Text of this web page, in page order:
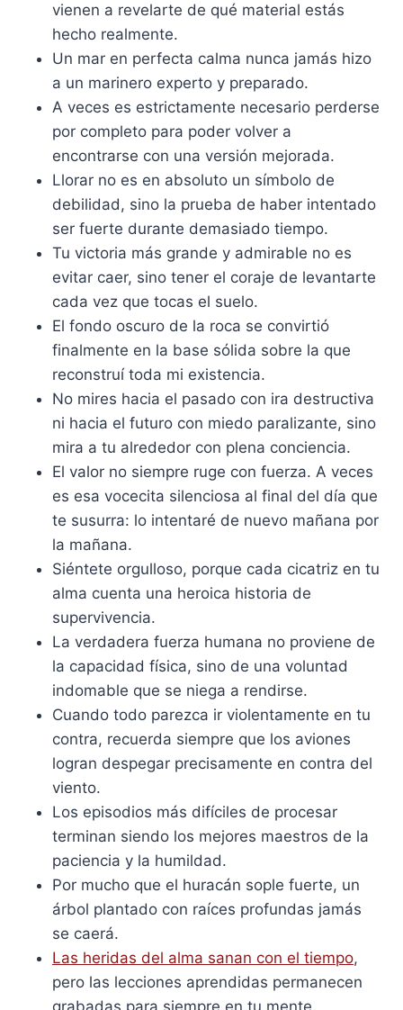
vienen a revelarte de qué material estás
hecho realmente.
Un mar en perfecta calma nunca jamás hizo
a un marinero experto y preparado.
A veces es estrictamente necesario perderse
por completo para poder volver a
encontrarse con una versión mejorada.
Llorar no es en absoluto un símbolo de
debilidad, sino la prueba de haber intentado
ser fuerte durante demasiado tiempo.
Tu victoria más grande y admirable no es
evitar caer, sino tener el coraje de levantarte
cada vez que tocas el suelo.
El fondo oscuro de la roca se convirtió
finalmente en la base sólida sobre la que
reconstruí toda mi existencia.
No mires hacia el pasado con ira destructiva
ni hacia el futuro con miedo paralizante, sino
mira a tu alrededor con plena conciencia.
El valor no siempre ruge con fuerza. A veces
es esa vocecita silenciosa al final del día que
te susurra: lo intentaré de nuevo mañana por
la mañana.
Siéntete orgulloso, porque cada cicatriz en tu
alma cuenta una heroica historia de
supervivencia.
La verdadera fuerza humana no proviene de
la capacidad física, sino de una voluntad
indomable que se niega a rendirse.
Cuando todo parezca ir violentamente en tu
contra, recuerda siempre que los aviones
logran despegar precisamente en contra del
viento.
Los episodios más difíciles de procesar
terminan siendo los mejores maestros de la
paciencia y la humildad.
Por mucho que el huracán sople fuerte, un
árbol plantado con raíces profundas jamás
se caerá.
Las heridas del alma sanan con el tiempo,
pero las lecciones aprendidas permanecen